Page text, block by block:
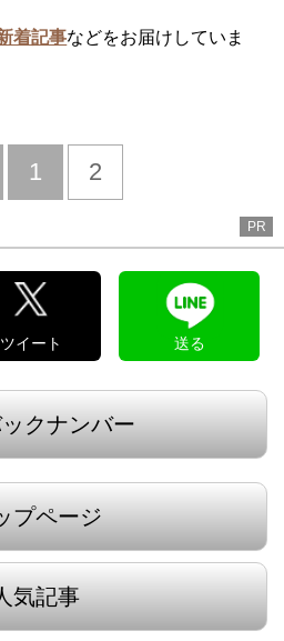
着記事などをお届けしていま
前
1 2
PR
ツイート 送る
クナンバー
プページ
気記事